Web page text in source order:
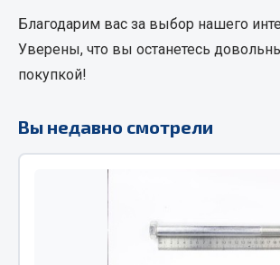
Соединительные элементы
Camozzi
Тройники
Благодарим вас за выбор нашего
Уверены, что вы останетесь
покупкой!
Вы недавно смотрели